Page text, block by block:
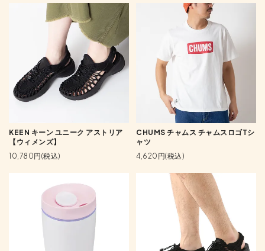
KEEN キーン ユニーク アストリア
【ウィメンズ】
10,780円(税込)
CHUMS チャムス チャムスロゴTシ
ャツ
4,620円(税込)